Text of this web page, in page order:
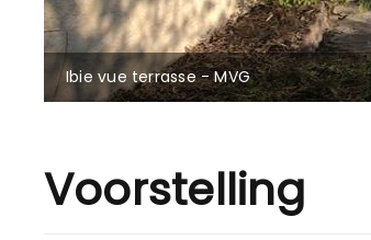
Ibie vue terrasse - MVG
Voorstelling